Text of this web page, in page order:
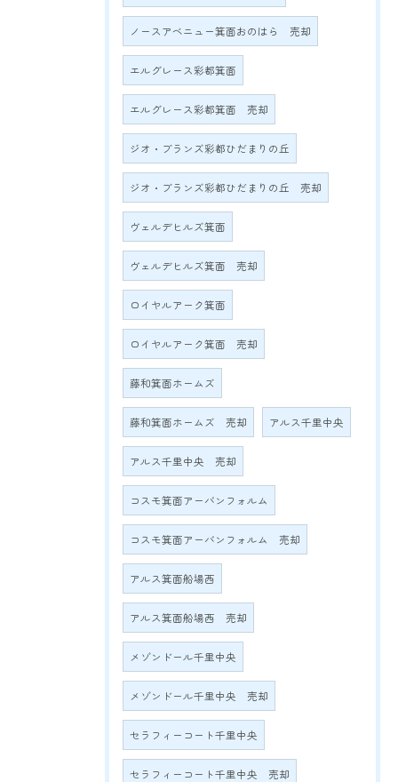
ノースアベニュー箕面おのはら 売却
エルグレース彩都箕面
エルグレース彩都箕面 売却
ジオ・ブランズ彩都ひだまりの丘
ジオ・ブランズ彩都ひだまりの丘 売却
ヴェルデヒルズ箕面
ヴェルデヒルズ箕面 売却
ロイヤルアーク箕面
ロイヤルアーク箕面 売却
藤和箕面ホームズ
藤和箕面ホームズ 売却 アルス千里中央
アルス千里中央 売却
コスモ箕面アーバンフォルム
コスモ箕面アーバンフォルム 売却
アルス箕面船場西
アルス箕面船場西 売却
メゾンドール千里中央
メゾンドール千里中央 売却
セラフィーコート千里中央
セラフィーコート千里中央 売却